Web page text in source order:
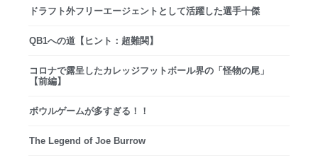
ドラフト外フリーエージェントとして活躍した選手十傑
QB1への道【ヒント：超難関】
コロナで露呈したカレッジフットボール界の「怪物の尾」
【前編】
ボウルゲームが多すぎる！！
The Legend of Joe Burrow